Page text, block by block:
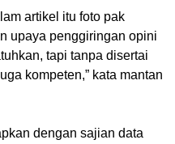
artikel itu foto pak
upaya penggiringan opini
tapi tanpa disertai
kompeten,” kata mantan
dengan sajian data